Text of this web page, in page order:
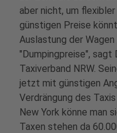
aber nicht, um
günstigen Preise
Auslastung der
"Dumpingpreise", sagt
Taxiverband NRW.
jetzt mit günstigen
Verdrängung des
New York könne man
Taxen stehen da